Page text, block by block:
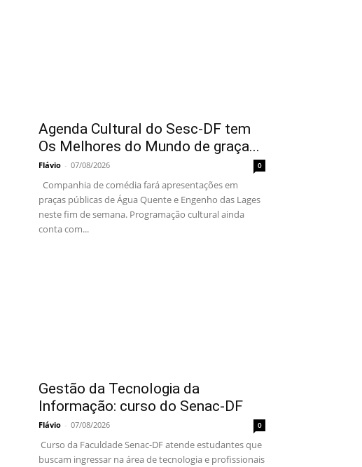
Agenda Cultural do Sesc-DF tem
Os Melhores do Mundo de graça...
Flávio - 07/08/2026 0
Companhia de comédia fará apresentações em
praças públicas de Água Quente e Engenho das Lages
neste fim de semana. Programação cultural ainda
conta com...
Gestão da Tecnologia da
Informação: curso do Senac-DF
Flávio - 07/08/2026 0
Curso da Faculdade Senac-DF atende estudantes que
buscam ingressar na área de tecnologia e profissionais